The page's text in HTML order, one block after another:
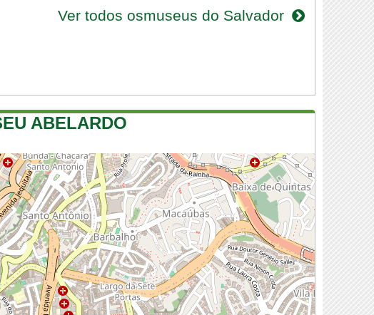
Ver todos osmuseus do Salvador
ABELARDO